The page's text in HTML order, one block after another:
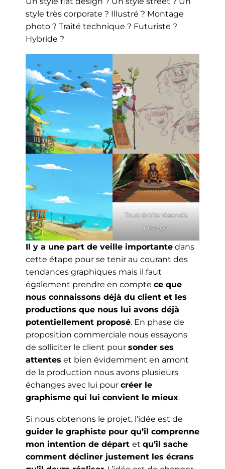
style très corporate ? Illustré ? Montage
photo ? Traité technique ? Futuriste ?
Hybride ?
Tous droits réservés
Orange
Il y a une part de veille importante dans
cette étape pour se tenir au courant des
tendances graphiques mais il faut
également prendre en compte ce que
nous connaissons déjà du client et les
productions que nous lui avons déjà
potentiellement proposé. En phase de
proposition commerciale nous essayons
de solliciter le client pour sonder ses
attentes et bien évidemment en amont
de la production nous avons plusieurs
échanges avec lui pour créer le
graphisme qui lui convient le mieux.
Si nous obtenons le projet, l’idée est de
guider le graphiste pour qu’il comprenne
mon intention de départ et qu’il sache
comment décliner justement les écrans